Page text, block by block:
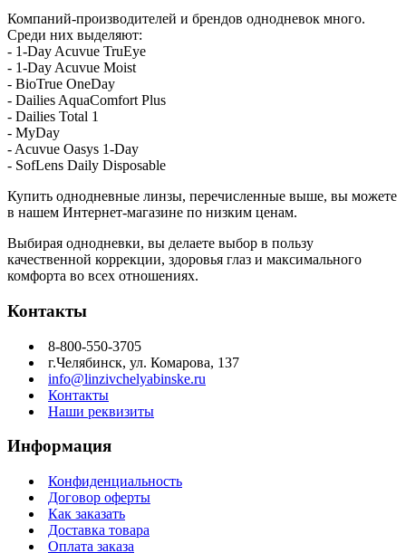
Компаний-производителей и брендов однодневок много.
Среди них выделяют:
- 1-Day Acuvue TruEye
- 1-Day Acuvue Moist
- BioTrue OneDay
- Dailies AquaComfort Plus
- Dailies Total 1
- MyDay
- Acuvue Oasys 1-Day
- SofLens Daily Disposable
Купить однодневные линзы, перечисленные выше, вы можете
в нашем Интернет-магазине по низким ценам.
Выбирая однодневки, вы делаете выбор в пользу
качественной коррекции, здоровья глаз и максимального
комфорта во всех отношениях.
Контакты
8-800-550-3705
г.Челябинск, ул. Комарова, 137
info@linzivchelyabinske.ru
Контакты
Наши реквизиты
Информация
Конфиденциальность
Договор оферты
Как заказать
Доставка товара
Оплата заказа